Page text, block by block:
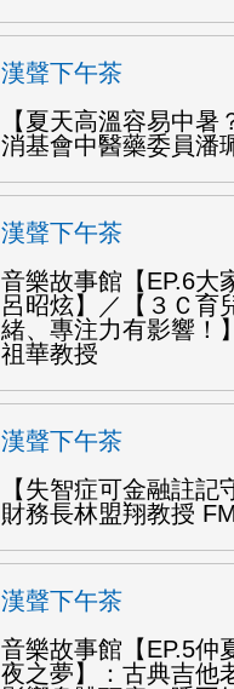
漢聲下午茶
【夏天高溫容易中暑
消基會中醫藥委員潘
漢聲下午茶
音樂故事館【EP.6大
呂昭炫】／【３Ｃ育
緒、專注力有影響！
祖華教授
漢聲下午茶
【失智症可金融註
財務長林盟翔教授 FM
漢聲下午茶
音樂故事館【EP.5仲
夜之夢】：古典吉他